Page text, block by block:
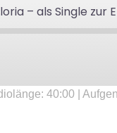
– als Single zur
40:00